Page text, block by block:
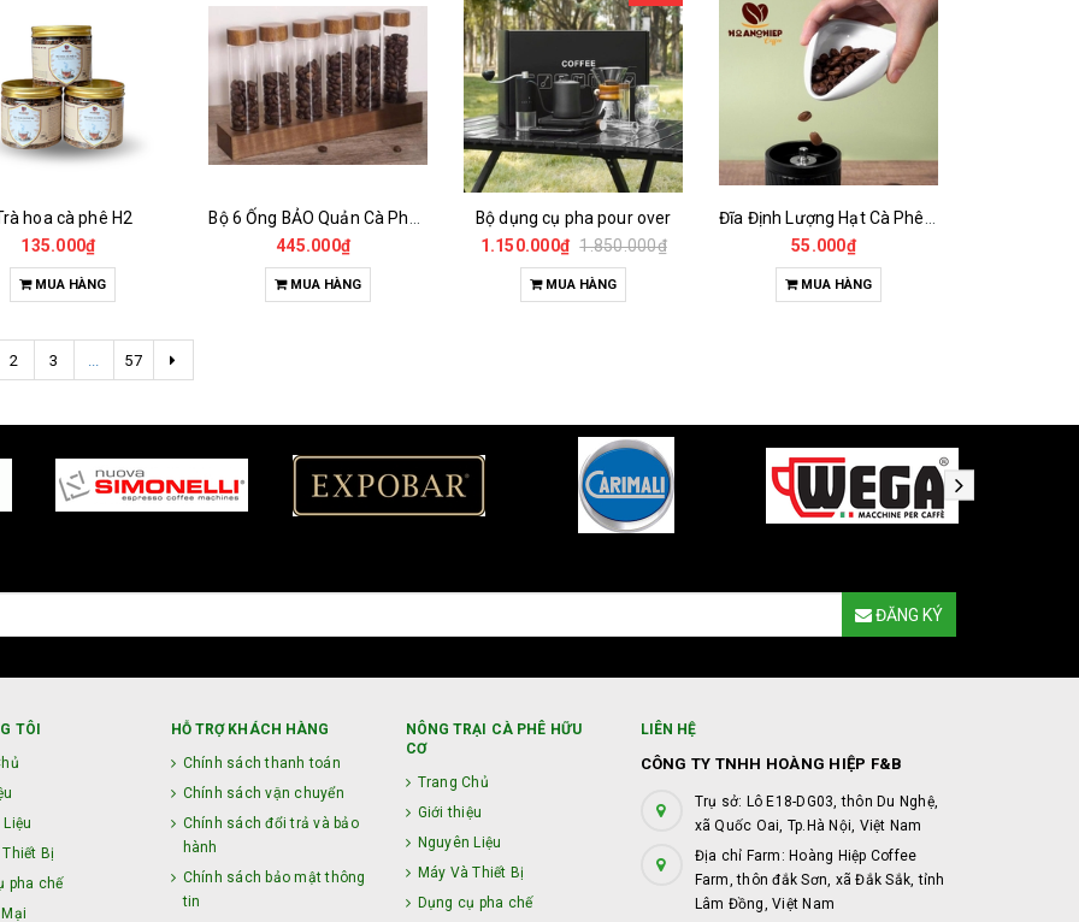
hoa cà phê H2
135.000₫
MUA HÀNG
445.000₫
MUA HÀNG
Bộ dụng cụ pha pour over
1.150.000₫ 1.850.000₫
MUA HÀNG
55.000₫
MUA HÀNG
2 3 ... 57
ĐĂNG KÝ
TÔI
Bị
pha chế
HỖ TRỢ KHÁCH HÀNG
Chính sách thanh toán
Chính sách vận chuyển
Chính sách đổi trả và bảo
hành
Chính sách bảo mật thông
tin
NÔNG TRẠI CÀ PHÊ HỮU
CƠ
Trang Chủ
Giới thiệu
Nguyên Liệu
Máy Và Thiết Bị
Dụng cụ pha chế
LIÊN HỆ
CÔNG TY TNHH HOÀNG HIỆP F&B
Trụ sở: Lô E18-DG03, thôn Du Nghệ,
xã Quốc Oai, Tp.Hà Nội, Việt Nam
Địa chỉ Farm: Hoàng Hiệp Coffee
Farm, thôn đắk Sơn, xã Đắk Sắk, tỉnh
Lâm Đồng, Việt Nam